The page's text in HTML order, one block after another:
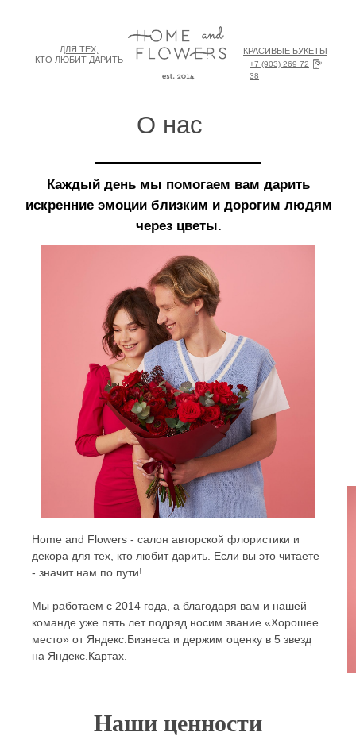
ДЛЯ ТЕХ,
КТО ЛЮБИТ ДАРИТЬ
+7 (903) 269 72
38
КРАСИВЫЕ БУКЕТЫ
О нас
Home and Flowers - салон авторской флористики и
декора для тех, кто любит дарить. Если вы это читаете
- значит нам по пути!
Мы работаем с 2014 года, а благодаря вам и нашей
команде уже пять лет подряд носим звание «Хорошее
место» от Яндекс.Бизнеса и держим оценку в 5 звезд
на Яндекс.Картах.
Каждый день мы помогаем вам дарить
искренние эмоции близким и дорогим людям
через цветы.
Наши ценности